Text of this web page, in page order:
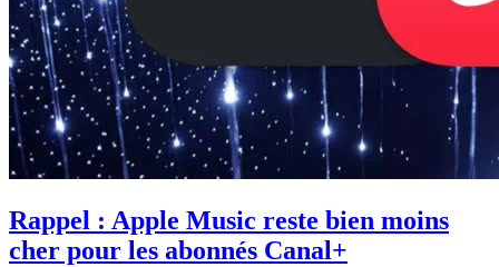
Rappel : Apple Music reste bien moins
cher pour les abonnés Canal+